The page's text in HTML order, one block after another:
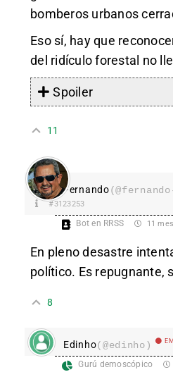
bomberos urbanos
Eso sí, hay que
del ridículo forestal no
Spoiler
11
Fernando
#3123253
Bot en RRSS 11
En pleno desastre
político. Es repugnante,
8
Edinho(@edinho)
Gurú demoscópico